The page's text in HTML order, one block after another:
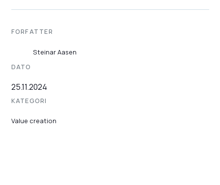
FORFATTER
Steinar Aasen
DATO
25.11.2024
KATEGORI
Value creation